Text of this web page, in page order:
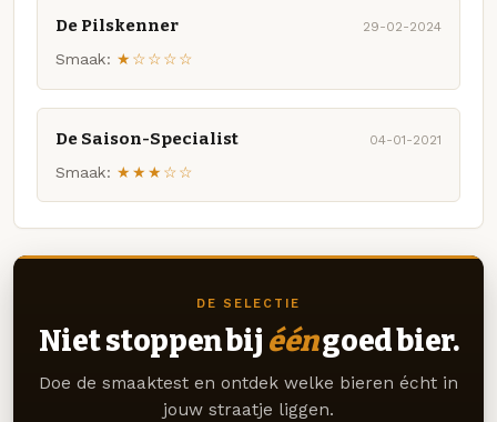
De Pilskenner 29-02-2024
Smaak: ★☆☆☆☆
De Saison-Specialist 04-01-2021
Smaak: ★★★☆☆
DE SELECTIE
Niet stoppen bij ééngoed bier.
Doe de smaaktest en ontdek welke bieren écht in
jouw straatje liggen.